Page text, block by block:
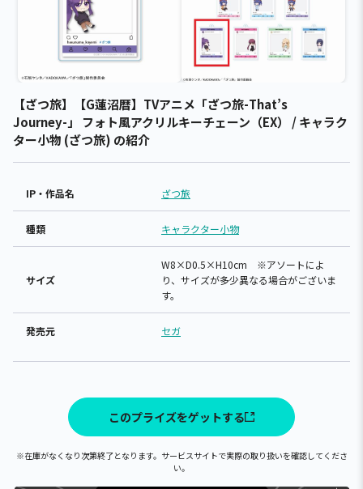
【ざつ旅】【G蓮沼暦】TVアニメ「ざつ旅-That’s
Journey-」 フォト風アクリルキーチェーン（EX） / キャラク
ター小物 (ざつ旅) の紹介
IP・作品名 ざつ旅
種類 キャラクター小物
サイズ
W8×D0.5×H10cm ※アソートによ
り、サイズが多少異なる場合がございま
す。
発売元 セガ
このプライズをゲットする
※在庫がなくなり次第終了となります。サービスサイトで実際の取り扱いを確認してくださ
い。